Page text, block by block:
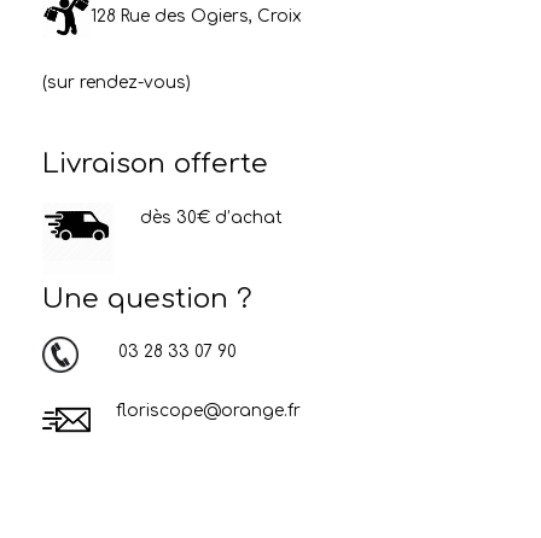
128 Rue des Ogiers, Croix
(sur rendez-vous)
Livraison offerte
dès 30€ d’achat
Une question ?
03 28 33 07 90
floriscope@orange.fr